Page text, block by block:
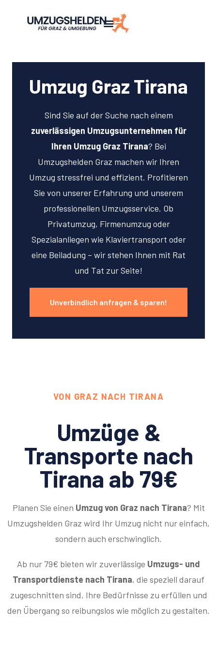
Umzug Graz Tirana
Sind Sie auf der Suche nach einem
zuverlässigen Umzugsunternehmen für
Ihren Umzug Graz Tirana? Bei
Umzugshelden Graz machen wir Ihren
Umzug stressfrei und effizient. Profitieren
Sie von unserer Erfahrung und unserem
professionellen Umzugsservice. Ob
Privatumzug, Firmenumzug oder
Spezialanliegen wie Klaviertransport oder
eine Beiladung – wir stehen Ihnen mit Rat
und Tat zur Seite!
Unverbindlich anfragen & sparen!
VON GRAZ NACH TIRANA
Umzüge &
Transporte nach
Tirana ab 79€
Planen Sie einen Umzug von Graz nach Tirana? Mit
Umzugshelden Graz wird Ihr Umzug nicht nur einfach,
sondern auch erschwinglich.
Ab nur 79€ bieten wir zuverlässige Umzugs- und
Transportdienste nach Tirana, die speziell darauf
zugeschnitten sind, Ihre Bedürfnisse zu erfüllen und
den Übergang so reibungslos wie möglich zu gestalten.